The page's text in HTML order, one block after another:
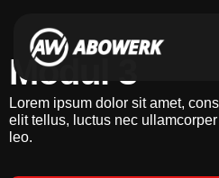
Modul 3
Lorem ipsum dolor sit amet,
elit tellus, luctus nec
leo.